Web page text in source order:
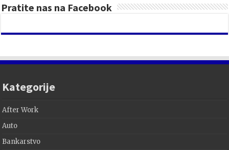
Pratite nas na Facebook
Kategorije
After Work
Auto
Bankarstvo